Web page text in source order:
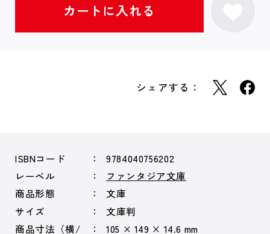
シェアする：
ISBNコード
9784040756202
レーベル
ファンタジア文庫
商品形態
文庫
サイズ
文庫判
商品寸法（横/
105 × 149 × 14.6 mm